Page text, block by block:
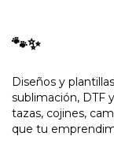
🐾✨
Diseños y
sublimación, DTF
tazas, cojines,
que tu